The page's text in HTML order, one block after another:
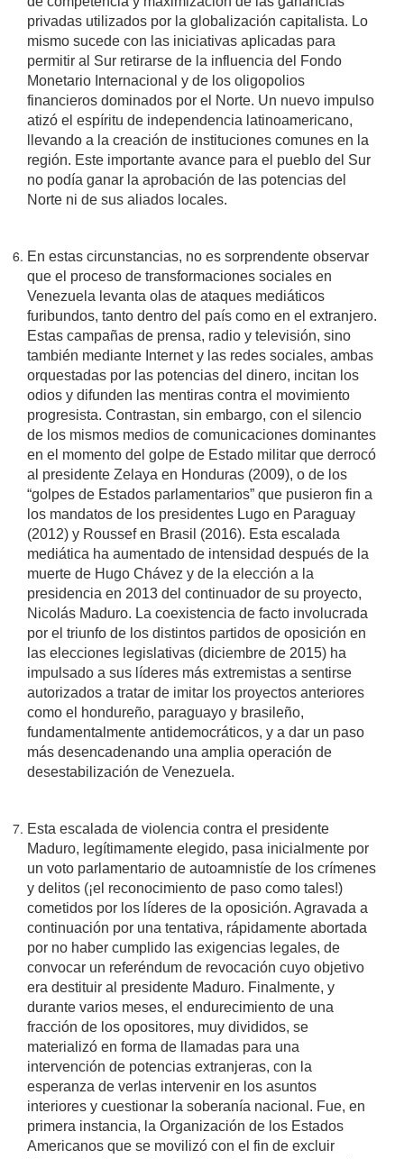
privadas utilizados por la globalización capitalista. Lo
mismo sucede con las iniciativas aplicadas para
permitir al Sur retirarse de la influencia del Fondo
Monetario Internacional y de los oligopolios
financieros dominados por el Norte. Un nuevo impulso
atizó el espíritu de independencia latinoamericano,
llevando a la creación de instituciones comunes en la
región. Este importante avance para el pueblo del Sur
no podía ganar la aprobación de las potencias del
Norte ni de sus aliados locales.
En estas circunstancias, no es sorprendente observar
que el proceso de transformaciones sociales en
Venezuela levanta olas de ataques mediáticos
furibundos, tanto dentro del país como en el extranjero.
Estas campañas de prensa, radio y televisión, sino
también mediante Internet y las redes sociales, ambas
orquestadas por las potencias del dinero, incitan los
odios y difunden las mentiras contra el movimiento
progresista. Contrastan, sin embargo, con el silencio
de los mismos medios de comunicaciones dominantes
en el momento del golpe de Estado militar que derrocó
al presidente Zelaya en Honduras (2009), o de los
“golpes de Estados parlamentarios” que pusieron fin a
los mandatos de los presidentes Lugo en Paraguay
(2012) y Roussef en Brasil (2016). Esta escalada
mediática ha aumentado de intensidad después de la
muerte de Hugo Chávez y de la elección a la
presidencia en 2013 del continuador de su proyecto,
Nicolás Maduro. La coexistencia de facto involucrada
por el triunfo de los distintos partidos de oposición en
las elecciones legislativas (diciembre de 2015) ha
impulsado a sus líderes más extremistas a sentirse
autorizados a tratar de imitar los proyectos anteriores
como el hondureño, paraguayo y brasileño,
fundamentalmente antidemocráticos, y a dar un paso
más desencadenando una amplia operación de
desestabilización de Venezuela.
Esta escalada de violencia contra el presidente
Maduro, legítimamente elegido, pasa inicialmente por
un voto parlamentario de autoamnistíe de los crímenes
y delitos (¡el reconocimiento de paso como tales!)
cometidos por los líderes de la oposición. Agravada a
continuación por una tentativa, rápidamente abortada
por no haber cumplido las exigencias legales, de
convocar un referéndum de revocación cuyo objetivo
era destituir al presidente Maduro. Finalmente, y
durante varios meses, el endurecimiento de una
fracción de los opositores, muy divididos, se
materializó en forma de llamadas para una
intervención de potencias extranjeras, con la
esperanza de verlas intervenir en los asuntos
interiores y cuestionar la soberanía nacional. Fue, en
primera instancia, la Organización de los Estados
Americanos que se movilizó con el fin de excluir